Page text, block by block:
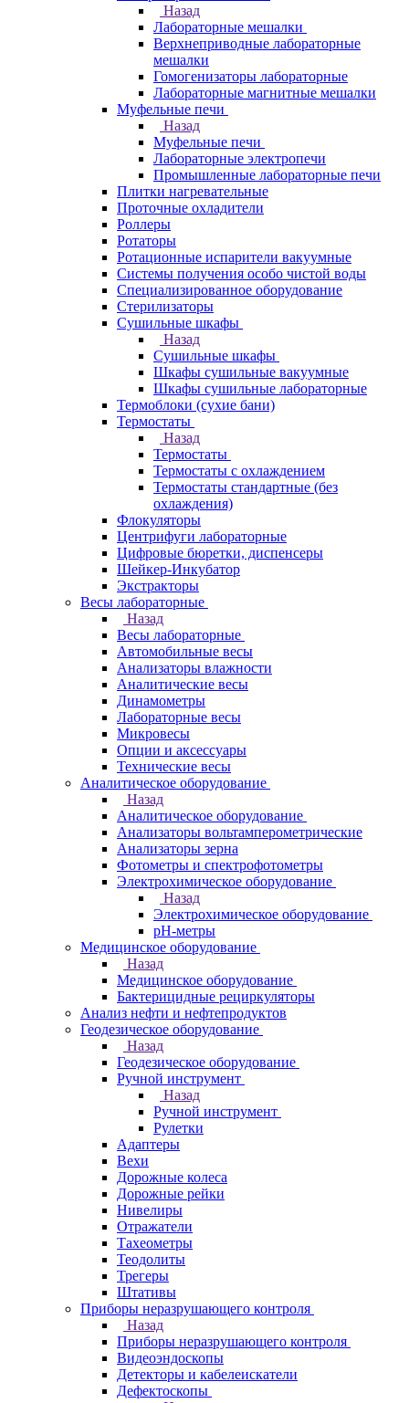
Назад
Лабораторные мешалки
Верхнеприводные лабораторные
мешалки
Гомогенизаторы лабораторные
Лабораторные магнитные мешалки
Муфельные печи
Назад
Муфельные печи
Лабораторные электропечи
Промышленные лабораторные печи
Плитки нагревательные
Проточные охладители
Роллеры
Ротаторы
Ротационные испарители вакуумные
Системы получения особо чистой воды
Специализированное оборудование
Стерилизаторы
Сушильные шкафы
Назад
Сушильные шкафы
Шкафы сушильные вакуумные
Шкафы сушильные лабораторные
Термоблоки (сухие бани)
Термостаты
Назад
Термостаты
Термостаты с охлаждением
Термостаты стандартные (без
охлаждения)
Флокуляторы
Центрифуги лабораторные
Цифровые бюретки, диспенсеры
Шейкер-Инкубатор
Экстракторы
Весы лабораторные
Назад
Весы лабораторные
Автомобильные весы
Анализаторы влажности
Аналитические весы
Динамометры
Лабораторные весы
Микровесы
Опции и аксессуары
Технические весы
Аналитическое оборудование
Назад
Аналитическое оборудование
Анализаторы вольтамперометрические
Анализаторы зерна
Фотометры и спектрофотометры
Электрохимическое оборудование
Назад
Электрохимическое оборудование
pH-метры
Медицинское оборудование
Назад
Медицинское оборудование
Бактерицидные рециркуляторы
Анализ нефти и нефтепродуктов
Геодезическое оборудование
Назад
Геодезическое оборудование
Ручной инструмент
Назад
Ручной инструмент
Рулетки
Адаптеры
Вехи
Дорожные колеса
Дорожные рейки
Нивелиры
Отражатели
Тахеометры
Теодолиты
Трегеры
Штативы
Приборы неразрушающего контроля
Назад
Приборы неразрушающего контроля
Видеоэндоскопы
Детекторы и кабелеискатели
Дефектоскопы